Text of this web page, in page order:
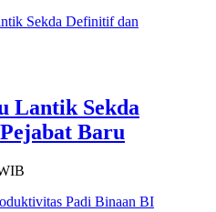
Lantik Sekda
Baru